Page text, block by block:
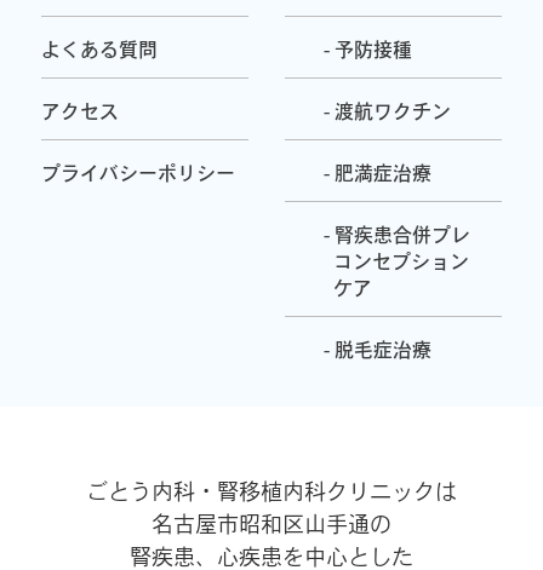
よくある質問
アクセス
プライバシーポリシー
- 予防接種
- 渡航ワクチン
- 肥満症治療
- 腎疾患合併プレ
コンセプション
ケア
- 脱毛症治療
ごとう内科・腎移植内科クリニックは
名古屋市昭和区山手通の
腎疾患、心疾患を中心とした